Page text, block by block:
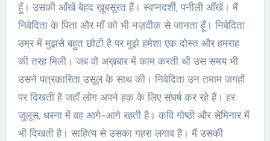
हूँ। उसकी आँखें बेहद ख़ूबसूरत हैं। स्वप्नदर्शी, पनीली आँखें। मैं
निवेदिता के पिता और माँ को भी नज़दीक से जानता हूँ। निवेदिता
उम्र में मुझसे बहुत छोटी है पर मुझे हमेशा एक दोस्त और हमराह
की तरह मिली। जब वो अख़बार में काम करती थी उस समय भी
उसने पत्रकारिता उसूल के साथ की। निवेदिता उन तमाम जगहों
पर दिखती है जहाँ लोग अपने हक़ के लिए संघर्ष कर रहे हैं। हर
जुलूस, धरना में वह आगे-आगे रहती है। कवि गोष्ठी और सेमिनार में
भी दिखती है। साहित्य से उसका गहरा लगाव है। मैं उसकी